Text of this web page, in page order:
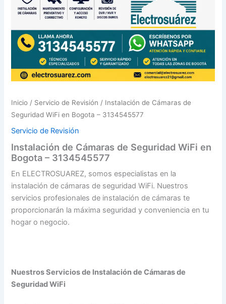
Inicio / Servicio de Revisión / Instalación de Cámaras de
Seguridad WiFi en Bogota – 3134545577
Servicio de Revisión
Instalación de Cámaras de Seguridad WiFi en
Bogota – 3134545577
En ELECTROSUAREZ, somos especialistas en la
instalación de cámaras de seguridad WiFi. Nuestros
servicios profesionales de instalación de cámaras te
proporcionarán la máxima seguridad y conveniencia en tu
hogar o negocio.
Nuestros Servicios de Instalación de Cámaras de
Seguridad WiFi